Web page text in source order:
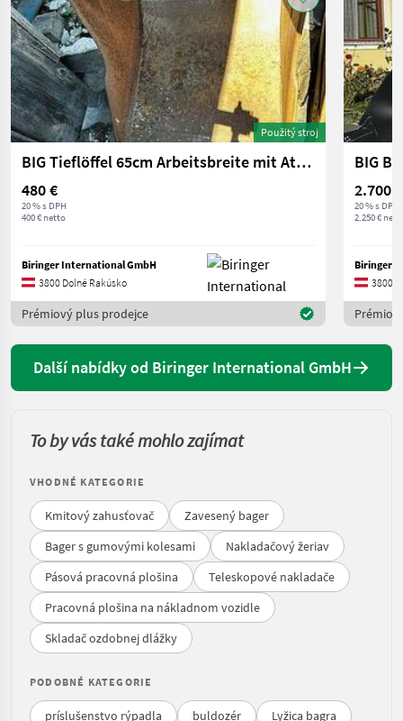
Použitý stroj
BIG Tieflöffel 65cm Arbeitsbreite mit Atlas Aufnahme
480 €
20 % s DPH
400 € netto
Biringer International GmbH
3800 Dolné Rakúsko
Prémiový plus prodejce
2.700 €
20 % s DPH
2.250 €
Biringer
3800
Další nabídky od Biringer International GmbH
To by vás také mohlo zajímat
VHODNÉ KATEGORIE
Kmitový zahusťovač
Zavesený bager
Bager s gumovými kolesami
Nakladačový žeriav
Pásová pracovná plošina
Teleskopové nakladače
Pracovná plošina na nákladnom vozidle
Skladač ozdobnej dlážky
PODOBNÉ KATEGORIE
príslušenstvo rýpadla buldozér
Lyžica bagra